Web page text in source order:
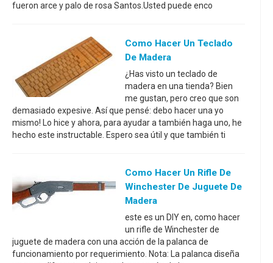
fueron arce y palo de rosa Santos.Usted puede enco
Como Hacer Un Teclado
De Madera
¿Has visto un teclado de
madera en una tienda? Bien
me gustan, pero creo que son
demasiado expesive. Así que pensé: debo hacer una yo
mismo! Lo hice y ahora, para ayudar a también haga uno, he
hecho este instructable. Espero sea útil y que también ti
Como Hacer Un Rifle De
Winchester De Juguete De
Madera
este es un DIY en, como hacer
un rifle de Winchester de
juguete de madera con una acción de la palanca de
funcionamiento por requerimiento. Nota: La palanca diseña